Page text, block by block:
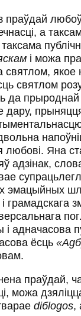
праўдай
а
i можа
якое
святлом
да
любові. Яна
адзінак,
эмацыйных
грамадскага
адначасова
ёсць
праўдай,
можа
diбlogos,